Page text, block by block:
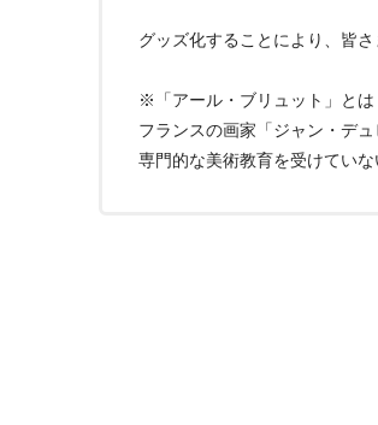
グッズ化することにより、皆
※「アール・ブリュット」とは
フランスの画家「ジャン・デ
専門的な美術教育を受けてい